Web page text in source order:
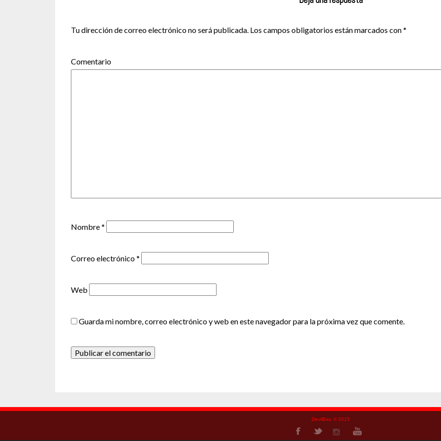
Tu dirección de correo electrónico no será publicada. Los campos obligatorios están marcados con*
Nombre*
Correo electrónico*
Web
Guarda mi nombre, correo electrónico y web en este navegador para la próxima vez que comente.
DevilBao © 2015